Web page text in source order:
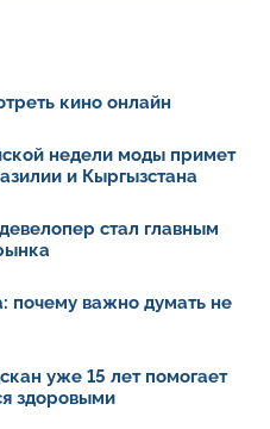
кино онлайн
недели моды примет
и Кыргызстана
стал главным
почему важно думать не
уже 15 лет помогает
здоровыми